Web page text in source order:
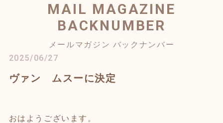
MAIL MAGAZINE
BACKNUMBER
メールマガジン バックナンバー
2025/06/27
ヴァン ムスーに決定
おはようございます。